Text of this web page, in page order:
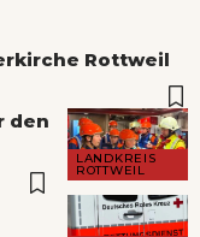
Rottweil
LANDKREIS
ROTTWEIL
den